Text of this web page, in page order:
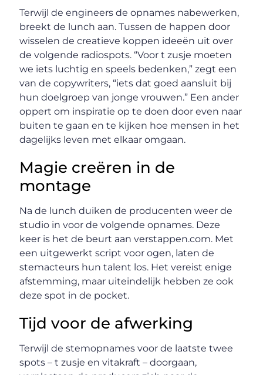
Terwijl de engineers de opnames nabewerken,
breekt de lunch aan. Tussen de happen door
wisselen de creatieve koppen ideeën uit over
de volgende radiospots. “Voor t zusje moeten
we iets luchtig en speels bedenken,” zegt een
van de copywriters, “iets dat goed aansluit bij
hun doelgroep van jonge vrouwen.” Een ander
oppert om inspiratie op te doen door even naar
buiten te gaan en te kijken hoe mensen in het
dagelijks leven met elkaar omgaan.
Magie creëren in de
montage
Na de lunch duiken de producenten weer de
studio in voor de volgende opnames. Deze
keer is het de beurt aan verstappen.com. Met
een uitgewerkt script voor ogen, laten de
stemacteurs hun talent los. Het vereist enige
afstemming, maar uiteindelijk hebben ze ook
deze spot in de pocket.
Tijd voor de afwerking
Terwijl de stemopnames voor de laatste twee
spots – t zusje en vitakraft – doorgaan,